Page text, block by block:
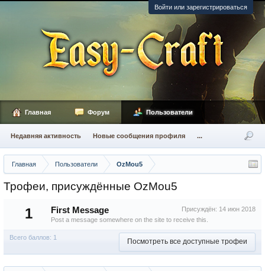
Войти или зарегистрироваться
Главная Пользователи OzMou5
Трофеи, присуждённые OzMou5
1 Присуждён: 14 июн 2018
First Message
Post a message somewhere on the site to receive this.
Всего баллов: 1 Посмотреть все доступные трофеи
Главная Форум Пользователи
Недавняя активность Новые сообщения профиля ...